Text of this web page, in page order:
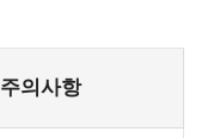
주의사항